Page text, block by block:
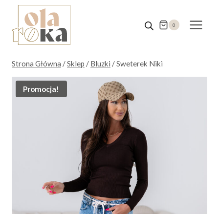
Przejdź
treści
0
Strona Główna /Sklep / Bluzki /Sweterek Niki
Promocja!